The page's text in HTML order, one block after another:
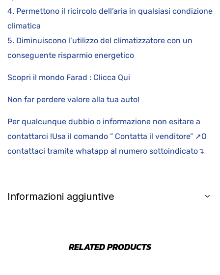
4. Permettono il ricircolo dell’aria in qualsiasi condizione
climatica
5. Diminuiscono l’utilizzo del climatizzatore con un
conseguente risparmio energetico
Scopri il mondo Farad : Clicca Qui
Non far perdere valore alla tua auto!
Per qualcunque dubbio o informazione non esitare a
contattarci !Usa il comando ” Contatta il venditore” ➚O
contattaci tramite whatapp al numero sottoindicato↴
Informazioni aggiuntive
RELATED PRODUCTS